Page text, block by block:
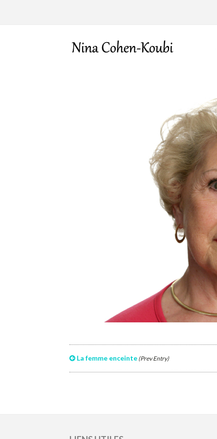
La femme enceinte (Prev Entry)